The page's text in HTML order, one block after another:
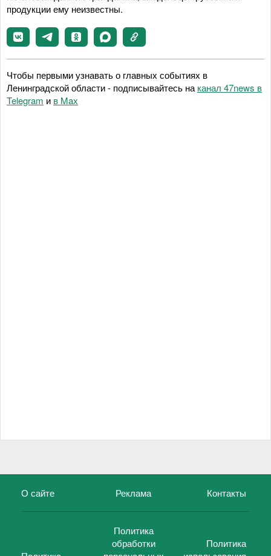
продукции ему неизвестны.
Чтобы первыми узнавать о главных событиях в
Ленинградской области - подписывайтесь на канал 47news в
Telegram и в Maх
О сайте Реклама Контакты
Политика
обработки
Политика